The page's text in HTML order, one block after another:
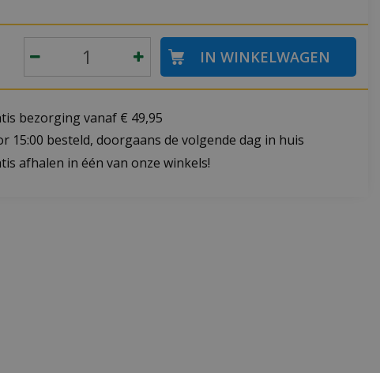
bezorging vanaf € 49,95
15:00 besteld, doorgaans de volgende dag in huis
afhalen in één van onze winkels!